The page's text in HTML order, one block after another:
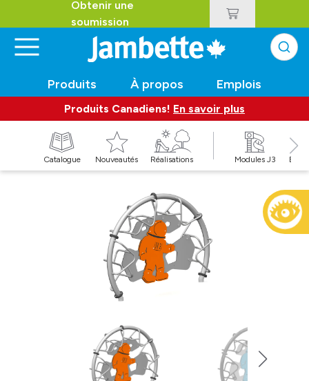
Obtenir une
soumission
Produits À propos Emplois
Produits Canadiens! En savoir plus
Catalogue Nouveautés Réalisations Modules J3